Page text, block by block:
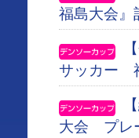
福島大会』
サッカー
大会 プレ